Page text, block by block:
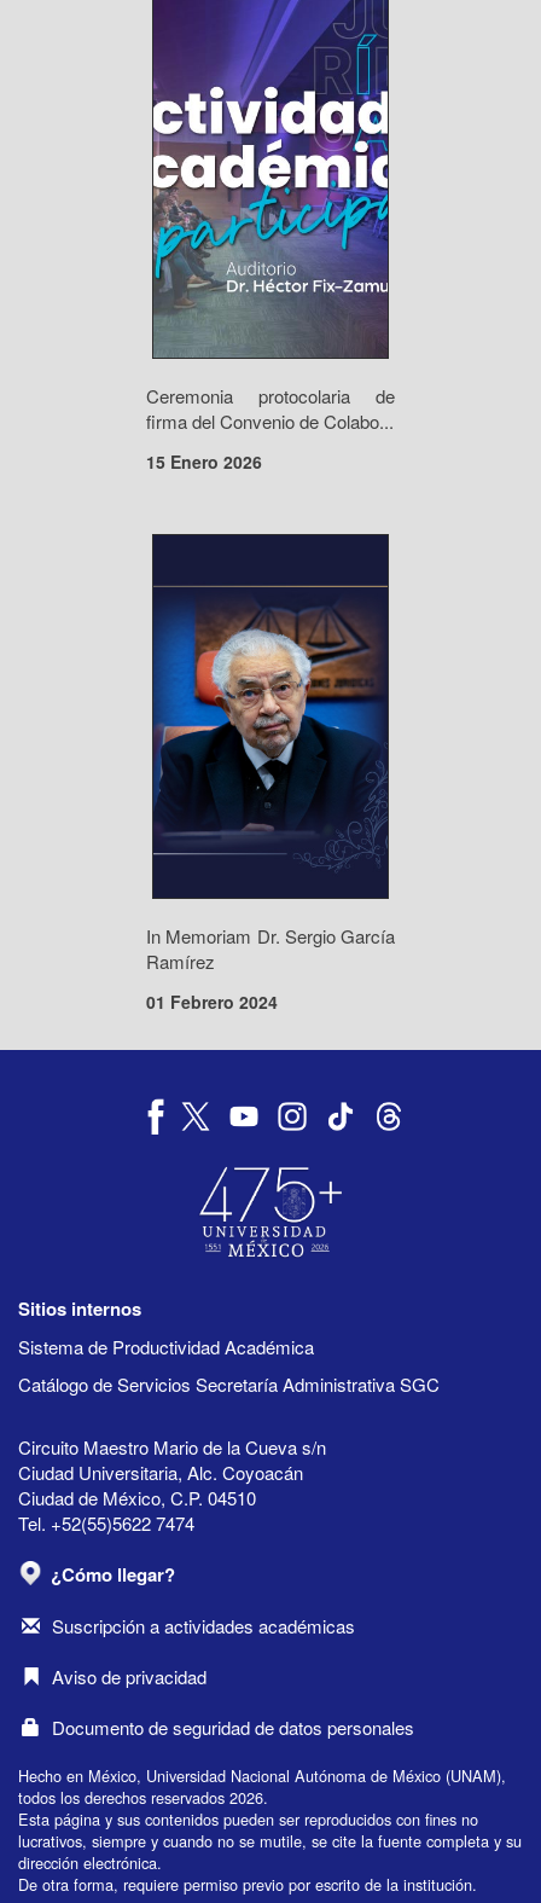
Ceremonia protocolaria de
firma del Convenio de Colabo...
15 Enero 2026
In Memoriam Dr. Sergio García
Ramírez
01 Febrero 2024
Sitios internos
Sistema de Productividad Académica
Catálogo de Servicios Secretaría Administrativa SGC
Circuito Maestro Mario de la Cueva s/n
Ciudad Universitaria, Alc. Coyoacán
Ciudad de México, C.P. 04510
Tel. +52(55)5622 7474
¿Cómo llegar?
Suscripción a actividades académicas
Aviso de privacidad
Documento de seguridad de datos personales
Hecho en México, Universidad Nacional Autónoma de México (UNAM),
todos los derechos reservados 2026.
Esta página y sus contenidos pueden ser reproducidos con fines no
lucrativos, siempre y cuando no se mutile, se cite la fuente completa y su
dirección electrónica.
De otra forma, requiere permiso previo por escrito de la institución.